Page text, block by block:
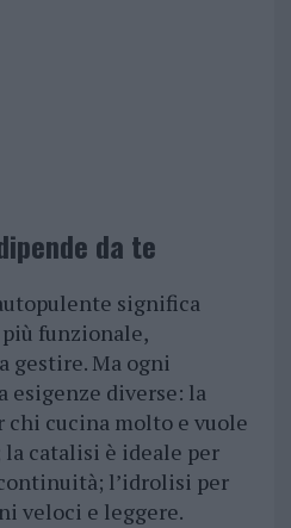
da te
significa
funzionale,
gestire. Ma ogni
esigenze diverse: la
cucina molto e vuole
catalisi è ideale per
l’idrolisi per
veloci e leggere.